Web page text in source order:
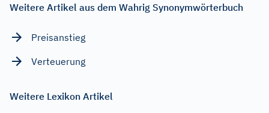
Weitere Artikel aus dem Wahrig Synonymwörterbuch
Preisanstieg
Verteuerung
Weitere Lexikon Artikel